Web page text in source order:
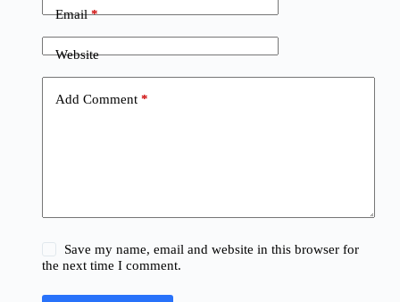
Email*
Website
Add Comment*
Save my name, email and website in this browser for
the next time I comment.